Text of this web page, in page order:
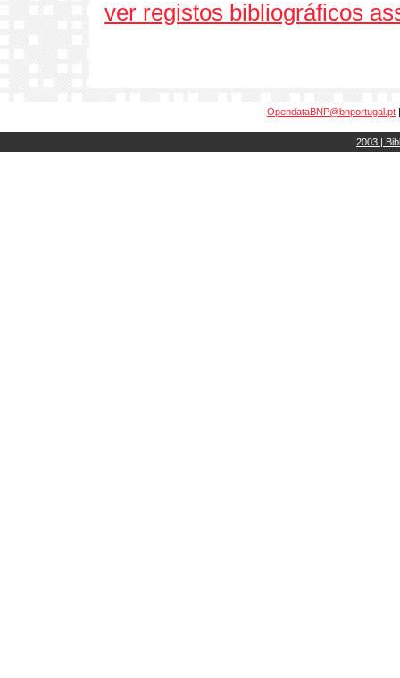
ver registos bibliográficos
OpendataBNP@bnportugal.pt
2003 |